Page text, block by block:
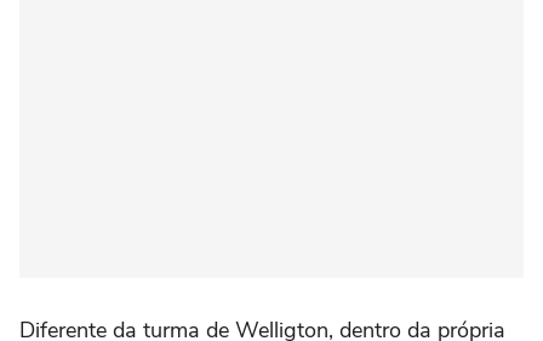
Diferente da turma de Welligton, dentro da própria